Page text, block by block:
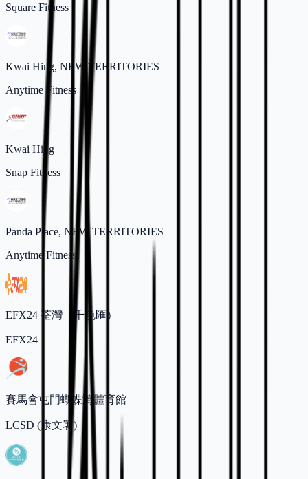
Square Fitness
Kwai Hing, NEW TERRITORIES
Anytime Fitness
Kwai Hing
Snap Fitness
Panda Place, NEW TERRITORIES
Anytime Fitness
EFX24 荃灣（千色匯）
EFX24
賽馬會屯門蝴蝶灣體育館
LCSD (康文署)